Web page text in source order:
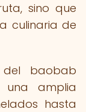
sino que
culinaria de
baobab
una amplia
hasta